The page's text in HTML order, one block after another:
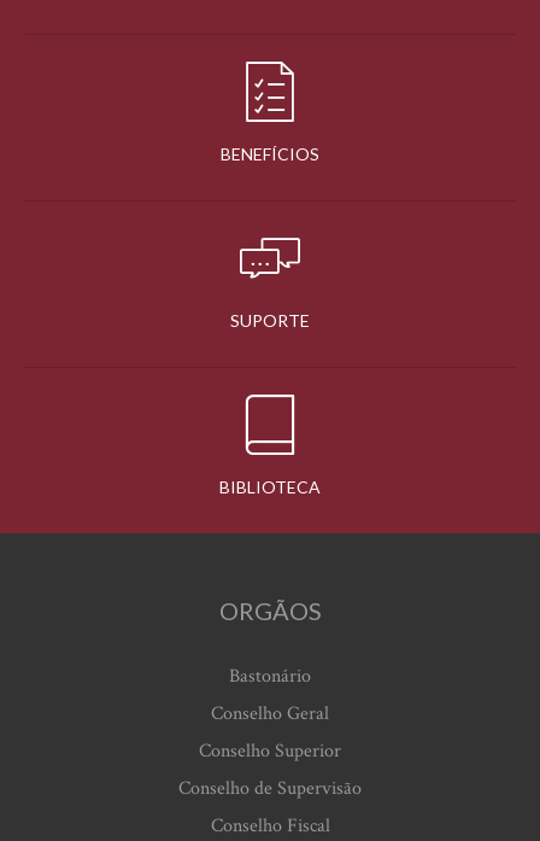
BENEFÍCIOS
SUPORTE
BIBLIOTECA
ORGÃOS
Bastonário
Conselho Geral
Conselho Superior
Conselho de Supervisão
Conselho Fiscal